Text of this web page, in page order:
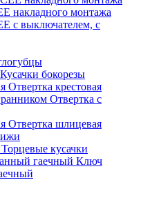
накладного монтажа
с выключателем, с
Кусачки бокорезы
Отвертка крестовая
Отвертка с
Отвертка шлицевая
Торцевые кусачки
Ключ